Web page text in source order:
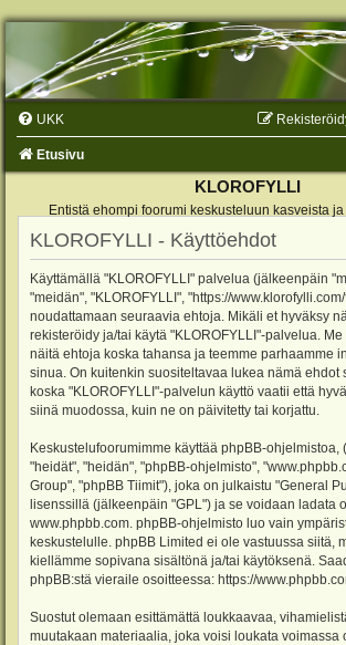
UKK
Etusivu
KLOROFYLLI
Entistä ehompi foorumi keskusteluun kasveista
KLOROFYLLI - Käyttöehdot
Käyttämällä "KLOROFYLLI" palvelua (jälkeenpäin
"meidän", "KLOROFYLLI", "https://
noudattamaan seuraavia ehtoja. Mikäli et hyväksy
rekisteröidy ja/tai käytä "KLOROFYLLI"-palvelua.
näitä ehtoja koska tahansa ja teemme parhaamme
sinua. On kuitenkin suositeltavaa lukea nämä ehdot
koska "KLOROFYLLI"-palvelun käyttö vaatii että
siinä muodossa, kuin ne on päivitetty tai korjattu.
Keskustelufoorumimme käyttää phpBB-ohjelmistoa,
"heidät", "heidän", "phpBB-ohjelmisto",
Group", "phpBB Tiimit"), joka on julkaistu "General
lisenssillä (jälkeenpäin "GPL") ja se voidaan ladata
www.phpbb.com . phpBB-ohjelmisto luo vain
keskustelulle. phpBB Limited ei ole vastuussa siitä,
kiellämme sopivana sisältönä ja/tai käytöksenä.
phpBB:stä vieraile osoitteessa: https://
Suostut olemaan esittämättä loukkaavaa,
muutakaan materiaalia, joka voisi loukata voimassa